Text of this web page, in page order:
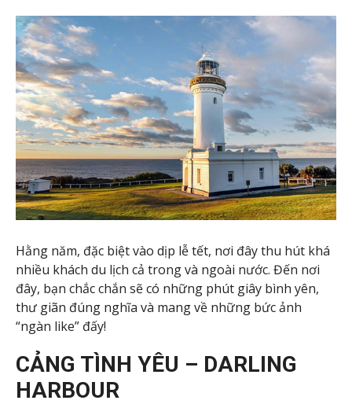
Hằng năm, đặc biệt vào dịp lễ tết, nơi đây thu hút khá
nhiều khách du lịch cả trong và ngoài nước. Đến nơi
đây, bạn chắc chắn sẽ có những phút giây bình yên,
thư giãn đúng nghĩa và mang về những bức ảnh
“ngàn like” đấy!
CẢNG TÌNH YÊU – DARLING
HARBOUR